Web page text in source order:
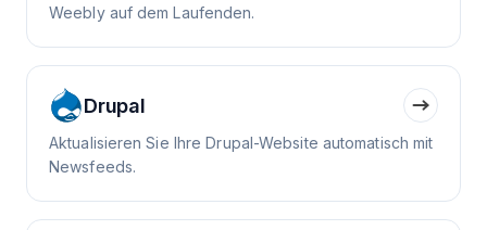
Weebly auf dem Laufenden.
Drupal
Aktualisieren Sie Ihre Drupal-Website automatisch mit
Newsfeeds.